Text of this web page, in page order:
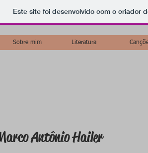
Este site foi desenvolvido com o criador
Sobre mim Literatura
Antônio Hailer